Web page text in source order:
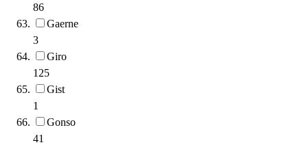
86
Gaerne
3
Giro
125
Gist
1
Gonso
41